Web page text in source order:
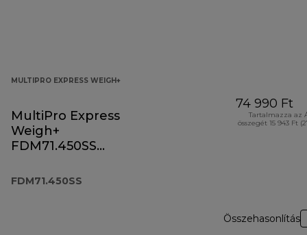
MULTIPRO EXPRESS WEIGH+
MultiPro Express
Weigh+
FDM71.450SS
FDM71.450SS
74 990 Ft
Tartalmazza az
összegét 15 943 Ft
Összehasonlítás